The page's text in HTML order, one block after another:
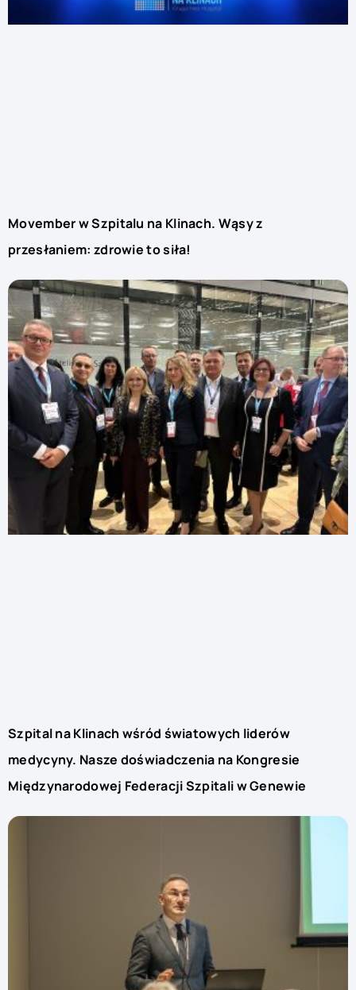
Movember w Szpitalu na Klinach. Wąsy z
przesłaniem: zdrowie to siła!
Szpital na Klinach wśród światowych liderów
medycyny. Nasze doświadczenia na Kongresie
Międzynarodowej Federacji Szpitali w Genewie